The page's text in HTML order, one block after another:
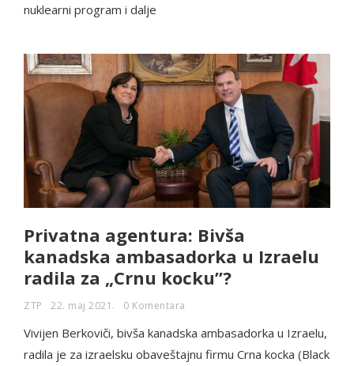
nuklearni program i dalje
Privatna agentura: Bivša
kanadska ambasadorka u Izraelu
radila za „Crnu kocku”?
ZTP 22. maj 2021. 0 Komentara
Vivijen Berkoviči, bivša kanadska ambasadorka u Izraelu,
radila je za izraelsku obaveštajnu firmu Crna kocka (Black